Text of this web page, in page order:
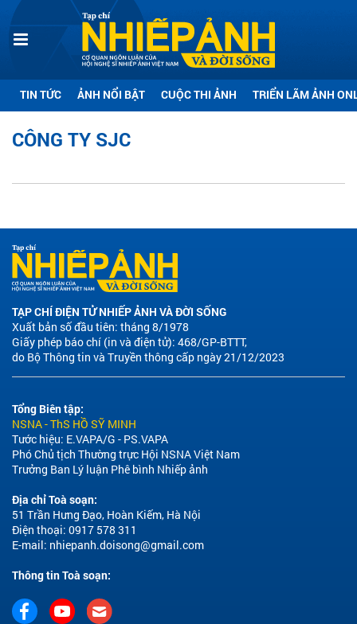
TIN TỨC ẢNH NỔI BẬT CUỘC THI ẢNH TRIỂN LÃM ẢNH
CÔNG TY SJC
TẠP CHÍ ĐIỆN TỬ NHIẾP ẢNH VÀ ĐỜI SỐNG
Xuất bản số đầu tiên: tháng 8/1978
Giấy phép báo chí (in và điện tử): 468/GP-BTTT,
do Bộ Thông tin và Truyền thông cấp ngày 21/12/2023
Tổng Biên tập:
NSNA - ThS HỒ SỸ MINH
Tước hiệu: E.VAPA/G - PS.VAPA
Phó Chủ tịch Thường trực Hội NSNA Việt Nam
Trưởng Ban Lý luận Phê bình Nhiếp ảnh
Địa chỉ Toà soạn:
51 Trần Hưng Đạo, Hoàn Kiếm, Hà Nội
Điện thoại: 0917 578 311
E-mail: nhiepanh.doisong@gmail.com
Thông tin Toà soạn: